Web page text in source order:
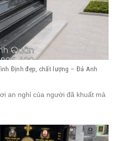
Định đẹp, chất lượng – Đá Anh
an nghỉ của người đã khuất mà